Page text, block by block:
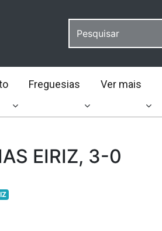
Freguesias Ver mais
EIRIZ, 3-0